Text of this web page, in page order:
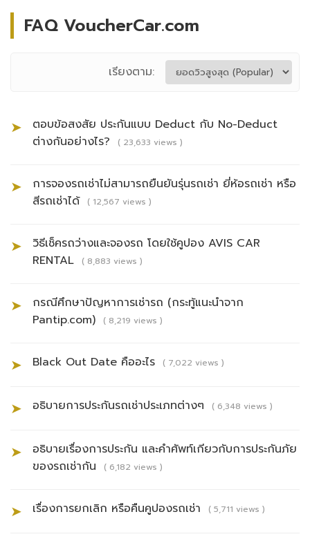
FAQ VoucherCar.com
เรียงตาม:
➤
ตอบข้อสงสัย ประกันแบบ Deduct กับ No-Deduct
ต่างกันอย่างไร?
( 23,633 views )
➤
การจองรถเช่าไม่สามารถยืนยันรุ่นรถเช่า ยี่ห้อรถเช่า หรือ
สีรถเช่าได้
( 12,567 views )
➤
วิธีเช็ครถว่างและจองรถ โดยใช้คูปอง AVIS CAR
RENTAL
( 8,883 views )
➤
กรณีศึกษาปัญหาการเช่ารถ (กระทู้แนะนำจาก
Pantip.com)
( 8,219 views )
➤ Black Out Date คืออะไร ( 7,022 views )
➤ อธิบายการประกันรถเช่าประเภทต่างๆ ( 6,348 views )
➤
อธิบายเรื่องการประกัน และคำศัพท์เกียวกับการประกันภัย
ของรถเช่ากัน
( 6,182 views )
➤ เรื่องการยกเลิก หรือคืนคูปองรถเช่า ( 5,711 views )